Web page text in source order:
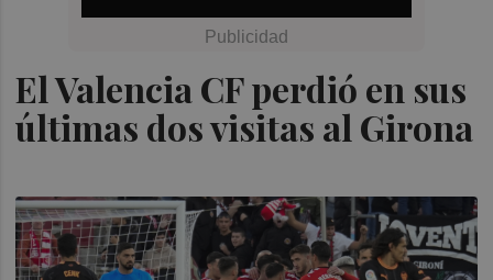
El Valencia CF perdió en sus
últimas dos visitas al Girona